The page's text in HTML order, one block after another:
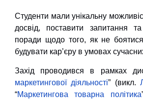
Студенти мали унікальну
досвід, поставити запитання
поради щодо того, як не
будувати кар’єру в умовах
Захід проводився в рамках
маркетингової діяльності” (викл.
“Маркетингова товарна політика